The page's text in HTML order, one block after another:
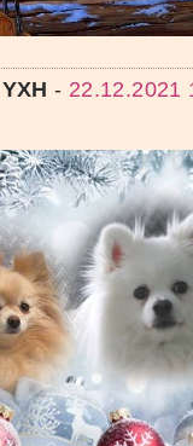
YXH - 22.12.2021